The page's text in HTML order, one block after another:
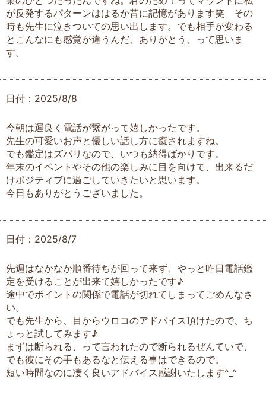
が反発するパターンははるか昔に記憶があります笑 その
時も先生に泣きついての思い出します。でも相手が変わる
とこんなにも感覚が違うんだ、ありがとう、って思いま
す。
日付：2025/8/8
今朝は運良く電話が繋がって嬉しかったです。
先生の可愛いお声と優しい話し方に癒されますね。
でも鑑定はズバリなので、いつも納得ばかりです。
年末のイベントやその他の楽しみに目を向けて、出来るだ
けポジティブに過ごしていきたいと思います。
今日もありがとうございました。
日付：2025/8/7
先週はなかなか順番待ちが回って来ず、やっと昨日電話鑑
定を受けることが出来て嬉しかったです♪
途中でポイントの関係で電話が切れてしまってごめんなさ
い。
でも先生から、目からウロコのアドバイス頂けたので、ち
ょっと試してみます♪
まずは断られる、って言われたので断られるぜんていで、
でも彼にその手もあるなと伝える事はできるので。
短い時間なのに凄く良いアドバイス感謝いたします^_^